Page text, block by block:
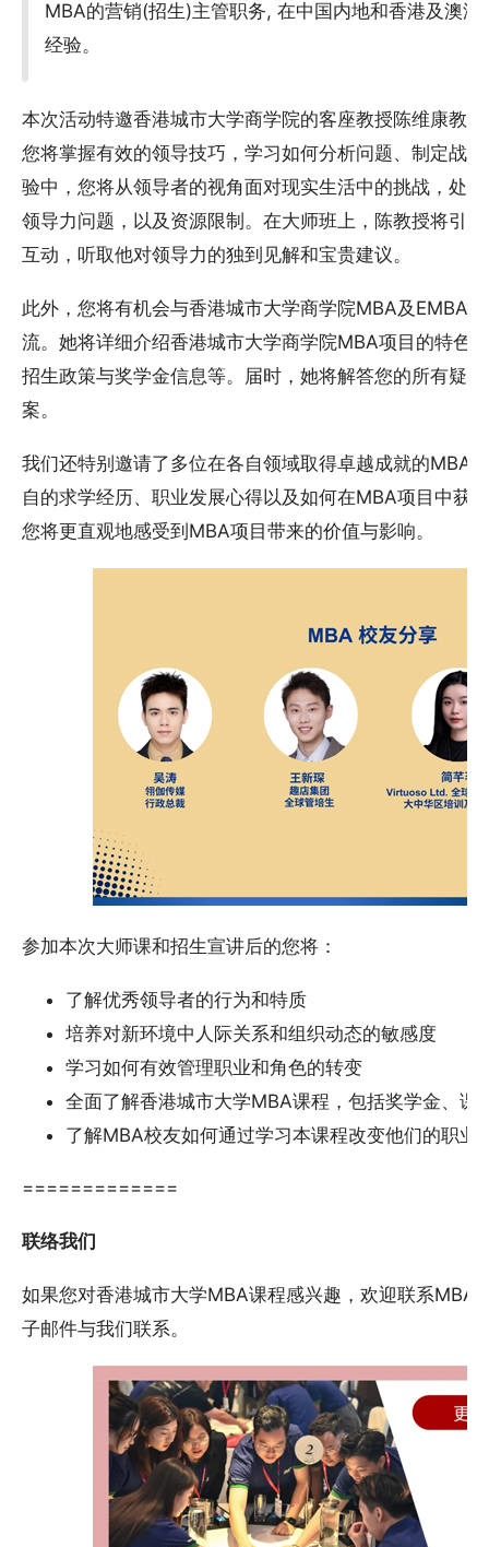
MBA的营销(招生)主管职务, 在中国内地和香港及澳
经验。
本次活动特邀香港城市大学商学院的客座教授陈维康教
您将掌握有效的领导技巧，学习如何分析问题、制定战
验中，您将从领导者的视角面对现实生活中的挑战，处
领导力问题，以及资源限制。在大师班上，陈教授将引
互动，听取他对领导力的独到见解和宝贵建议。
此外，您将有机会与香港城市大学商学院MBA及EMBA
流。她将详细介绍香港城市大学商学院MBA项目的特色
招生政策与奖学金信息等。届时，她将解答您的所有疑
案。
我们还特别邀请了多位在各自领域取得卓越成就的MBA
自的求学经历、职业发展心得以及如何在MBA项目中获
您将更直观地感受到MBA项目带来的价值与影响。
参加本次大师课和招生宣讲后的您将：
了解优秀领导者的行为和特质
培养对新环境中人际关系和组织动态的敏感度
学习如何有效管理职业和角色的转变
全面了解香港城市大学MBA课程，包括奖学金、课
了解MBA校友如何通过学习本课程改变他们的职业
=============
联络我们
如果您对香港城市大学MBA课程感兴趣，欢迎联系MBA
子邮件与我们联系。